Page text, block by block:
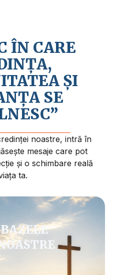
ÎN CARE
ȘI
SE
noastre, intră în
mesaje care pot
și o schimbare reală
ta.